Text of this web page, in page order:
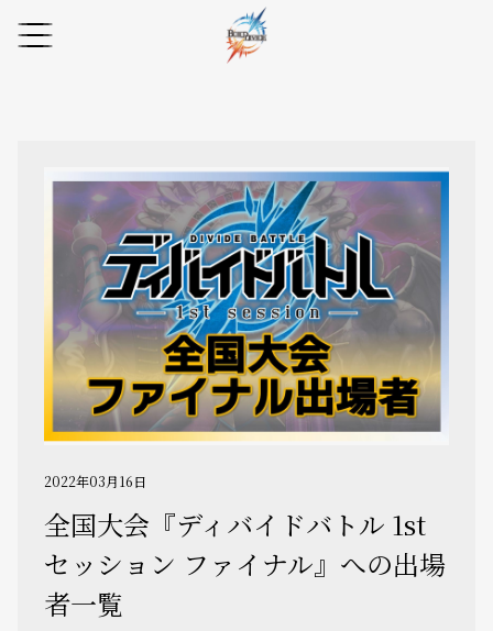
2022年03月16日
全国大会『ディバイドバトル 1st
セッション ファイナル』への出場
者一覧